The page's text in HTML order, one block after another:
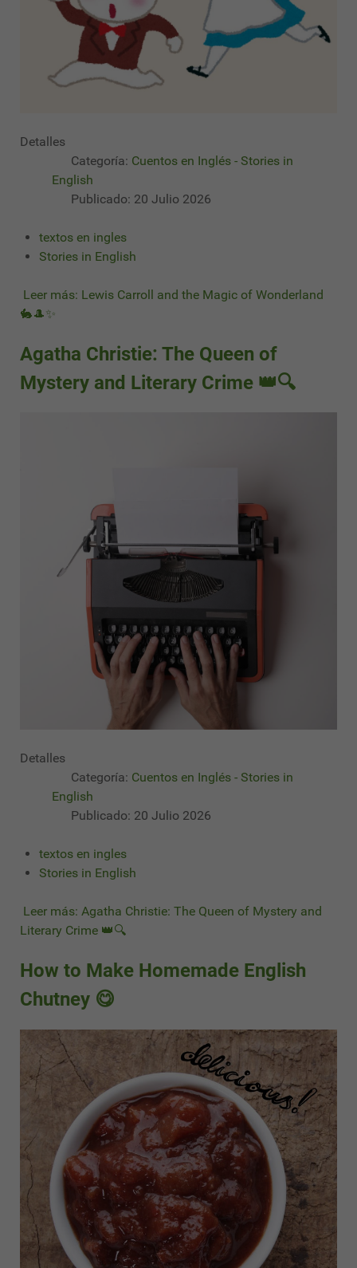
Detalles
Categoría: Cuentos en Inglés - Stories in
English
Publicado: 20 Julio 2026
textos en ingles
Stories in English
Leer más: Lewis Carroll and the Magic of Wonderland
🐇🎩✨
Agatha Christie: The Queen of
Mystery and Literary Crime 👑🔍
Detalles
Categoría: Cuentos en Inglés - Stories in
English
Publicado: 20 Julio 2026
textos en ingles
Stories in English
Leer más: Agatha Christie: The Queen of Mystery and
Literary Crime 👑🔍
How to Make Homemade English
Chutney 😋